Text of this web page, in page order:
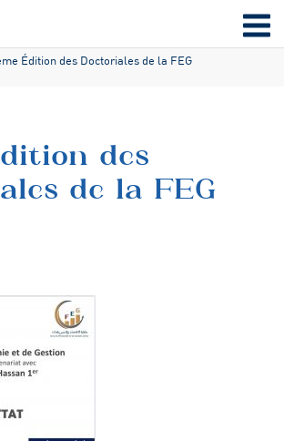
Édition des Doctoriales de la FEG
des
de la FEG